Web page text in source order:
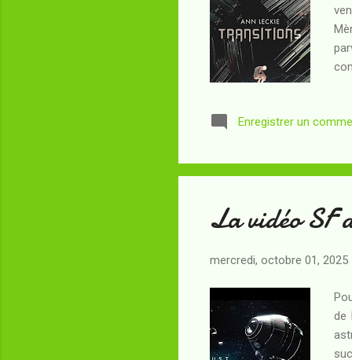
Enregistrer un
La vidéo SF
mercredi, octobre 01, 2025
de